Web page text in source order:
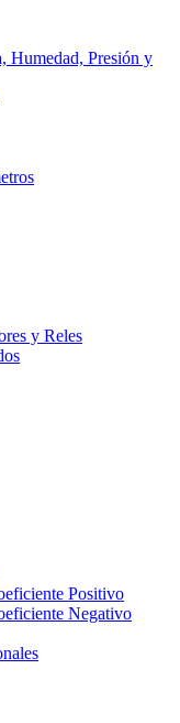
Humedad, Presión y
y Reles
Positivo
Negativo